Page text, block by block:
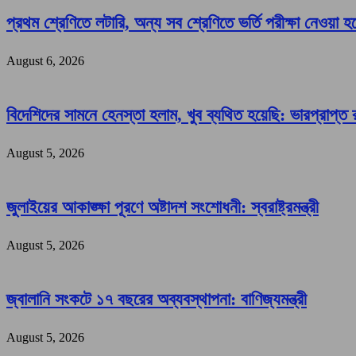
প্রথম শ্রেণিতে লটারি, অন্য সব শ্রেণিতে ভর্তি পরীক্ষা নেওয়া
August 6, 2026
বিদেশিদের সামনে হেনস্তা হলাম, খুব ব্যথিত হয়েছি: ভারপ্রাপ্ত
August 5, 2026
জুলাইয়ের আকাঙ্ক্ষা পূরণে অষ্টাদশ সংশোধনী: স্বরাষ্ট্রমন্ত্রী
August 5, 2026
জ্বালানি সংকটে ১৭ বছরের অব্যবস্থাপনা: বাণিজ্যমন্ত্রী
August 5, 2026